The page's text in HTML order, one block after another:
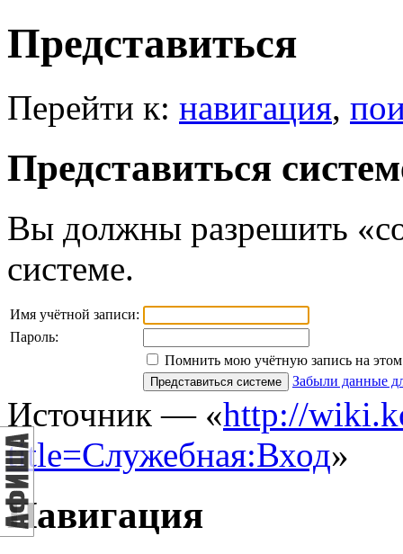
Представиться
Перейти к: навигация,
Представиться
Вы должны разрешить
системе.
Имя учётной записи:
Пароль:
Помнить мою учётную запись на
Забыли данные
Источник — «http://
title=Служебная:Вход»
Навигация